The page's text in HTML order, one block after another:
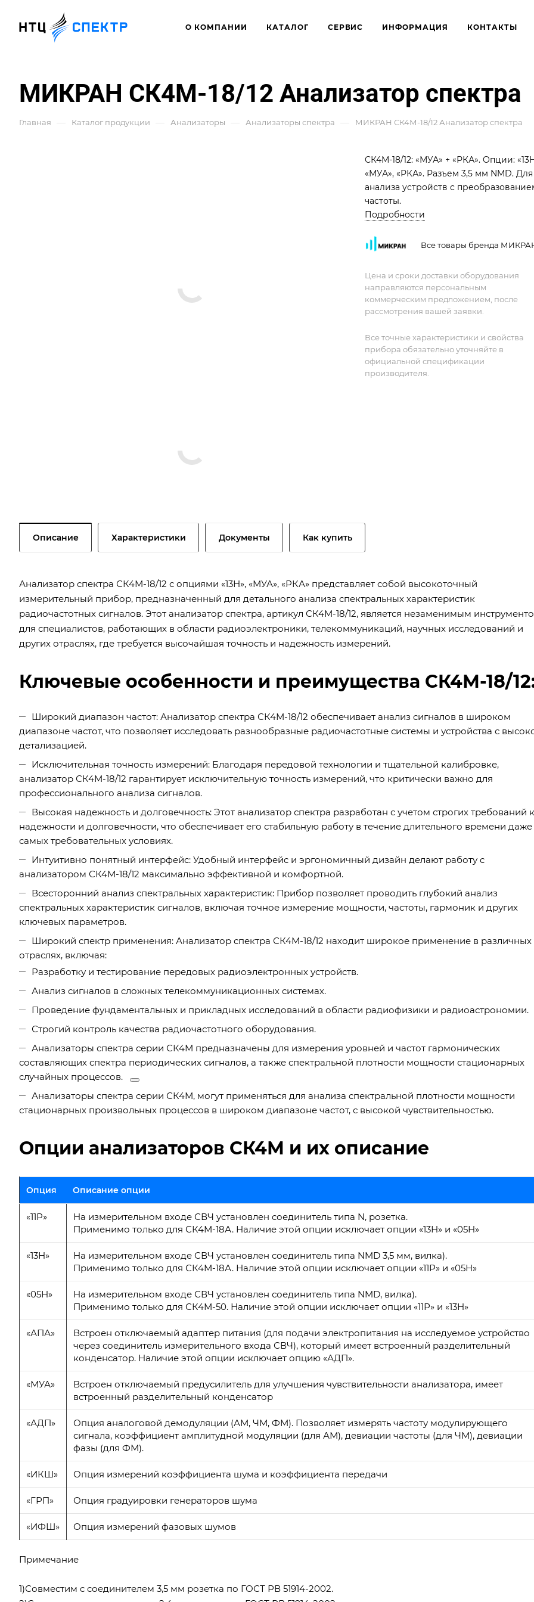
О КОМПАНИИ КАТАЛОГ СЕРВИС ИНФОРМАЦИЯ КОНТАКТЫ
МИКРАН СК4М-18/12 Анализатор спектра
Главная — Каталог продукции — Анализаторы — Анализаторы спектра — МИКРАН СК4М-18/12 Анализатор спектра
СК4М-18/12: «МУА» + «РКА». Опции:
«МУА», «РКА». Разъем 3,5 мм NMD. Для
анализа устройств с
частоты.
Подробности
Все товары бренда
Цена и сроки доставки оборудования
направляются персональным
коммерческим предложением, после
рассмотрения вашей заявки.
Все точные характеристики и свойства
прибора обязательно уточняйте в
официальной спецификации
производителя.
Описание Характеристики Документы Как купить
Анализатор спектра СК4М-18/12 с опциями «13Н», «МУА», «РКА» представляет собой высокоточный
измерительный прибор, предназначенный для детального анализа спектральных характеристик
радиочастотных сигналов. Этот анализатор спектра, артикул СК4М-18/12, является незаменимым
для специалистов, работающих в области радиоэлектроники, телекоммуникаций, научных исследований и
других отраслях, где требуется высочайшая точность и надежность измерений.
Ключевые особенности и преимущества СК4М-18/
Широкий диапазон частот: Анализатор спектра СК4М-18/12 обеспечивает анализ сигналов в широком
диапазоне частот, что позволяет исследовать разнообразные радиочастотные системы и устройства с
детализацией.
Исключительная точность измерений: Благодаря передовой технологии и тщательной калибровке,
анализатор СК4М-18/12 гарантирует исключительную точность измерений, что критически важно для
профессионального анализа сигналов.
Высокая надежность и долговечность: Этот анализатор спектра разработан с учетом строгих требований к
надежности и долговечности, что обеспечивает его стабильную работу в течение длительного времени даже
самых требовательных условиях.
Интуитивно понятный интерфейс: Удобный интерфейс и эргономичный дизайн делают работу с
анализатором СК4М-18/12 максимально эффективной и комфортной.
Всесторонний анализ спектральных характеристик: Прибор позволяет проводить глубокий анализ
спектральных характеристик сигналов, включая точное измерение мощности, частоты, гармоник и других
ключевых параметров.
Широкий спектр применения: Анализатор спектра СК4М-18/12 находит широкое применение в различных
отраслях, включая:
Разработку и тестирование передовых радиоэлектронных устройств.
Анализ сигналов в сложных телекоммуникационных системах.
Проведение фундаментальных и прикладных исследований в области радиофизики и радиоастрономии.
Строгий контроль качества радиочастотного оборудования.
Анализаторы спектра серии СК4М предназначены для измерения уровней и частот гармонических
составляющих спектра периодических сигналов, а также спектральной плотности мощности стационарных
случайных процессов.
Анализаторы спектра серии СК4М, могут применяться для анализа спектральной плотности мощности
стационарных произвольных процессов в широком диапазоне частот, с высокой чувствительностью.
Опции анализаторов СК4М и их описание
Опция Описание опции
«11P»
На измерительном входе СВЧ установлен соединитель типа N, розетка.
Применимо только для СК4М-18А. Наличие этой опции исключает опции «13Н» и «05Н»
«13Н»
На измерительном входе СВЧ установлен соединитель типа NMD 3,5 мм, вилка).
Применимо только для СК4М-18А. Наличие этой опции исключает опции «11Р» и «05Н»
«05Н»
На измерительном входе СВЧ установлен соединитель типа NMD, вилка).
Применимо только для СК4М-50. Наличие этой опции исключает опции «11Р» и «13Н»
«АПА»
Встроен отключаемый адаптер питания (для подачи электропитания на исследуемое устройство
через соединитель измерительного входа СВЧ), который имеет встроенный разделительный
конденсатор. Наличие этой опции исключает опцию «АДП».
«МУА»
Встроен отключаемый предусилитель для улучшения чувствительности анализатора, имеет
встроенный разделительный конденсатор
«АДП»
Опция аналоговой демодуляции (АМ, ЧМ, ФМ). Позволяет измерять частоту модулирующего
сигнала, коэффициент амплитудной модуляции (для АМ), девиации частоты (для ЧМ), девиации
фазы (для ФМ).
«ИКШ» Опция измерений коэффициента шума и коэффициента передачи
«ГРП» Опция градуировки генераторов шума
«ИФШ» Опция измерений фазовых шумов
Примечание
1)Совместим с соединителем 3,5 мм розетка по ГОСТ РВ 51914-2002.